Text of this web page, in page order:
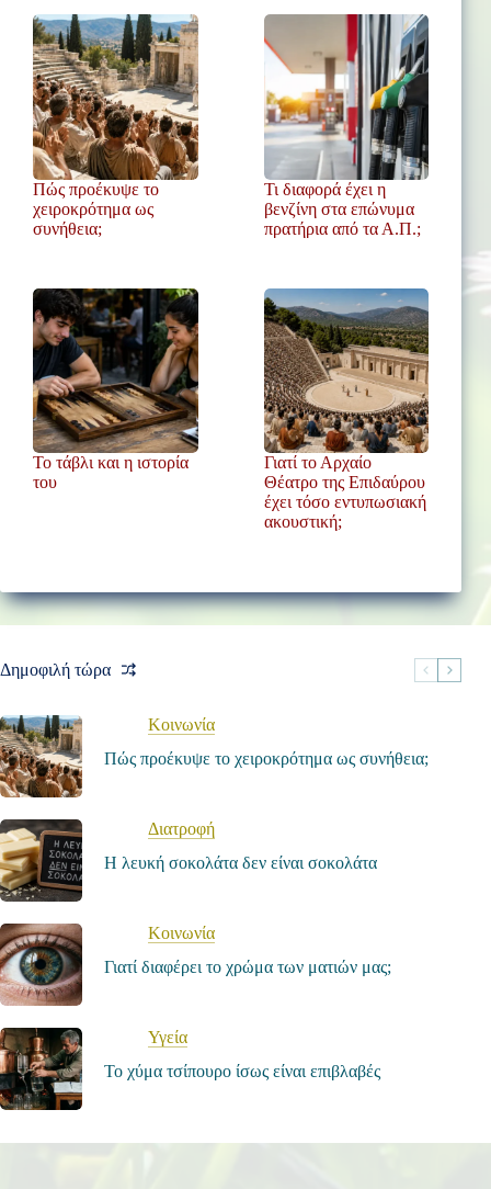
Πώς προέκυψε το
χειροκρότημα ως
συνήθεια;
Τι διαφορά έχει η
βενζίνη στα επώνυμα
πρατήρια από τα Α.Π.;
Το τάβλι και η ιστορία
του
Γιατί το Αρχαίο
Θέατρο της Επιδαύρου
έχει τόσο εντυπωσιακή
ακουστική;
Δημοφιλή τώρα
Κοινωνία
Πώς προέκυψε το χειροκρότημα ως συνήθεια;
Διατροφή
Η λευκή σοκολάτα δεν είναι σοκολάτα
Κοινωνία
Γιατί διαφέρει το χρώμα των ματιών μας;
Υγεία
Το χύμα τσίπουρο ίσως είναι επιβλαβές